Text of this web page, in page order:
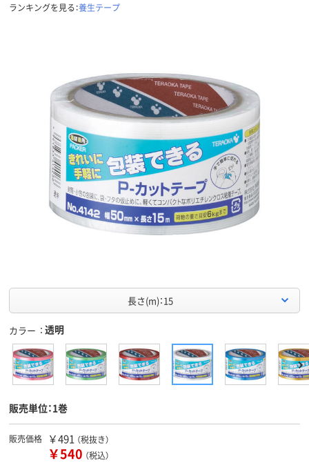
ランキングを見る：養生テープ
長さ(m)：15
カラー 透明
販売単位：1巻
販売価格 ￥491 （税抜き）
￥540 （税込）